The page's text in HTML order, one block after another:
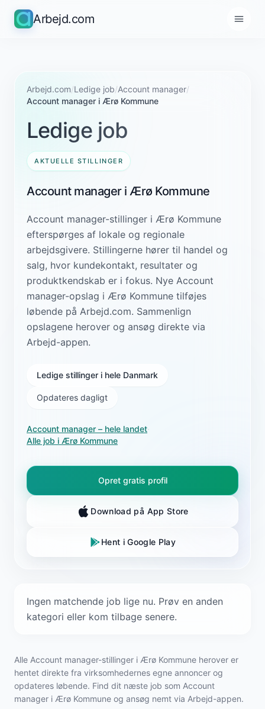
Arbejd.com
Arbejd.com/Ledige job/Account manager/
Account manager i Ærø Kommune
Ledige job
AKTUELLE STILLINGER
Account manager i Ærø Kommune
Account manager-stillinger i Ærø Kommune
efterspørges af lokale og regionale
arbejdsgivere. Stillingerne hører til handel og
salg, hvor kundekontakt, resultater og
produktkendskab er i fokus. Nye Account
manager-opslag i Ærø Kommune tilføjes
løbende på Arbejd.com. Sammenlign
opslagene herover og ansøg direkte via
Arbejd-appen.
Ledige stillinger i hele Danmark
Opdateres dagligt
Account manager – hele landet·
Alle job i Ærø Kommune
Opret gratis profil
Download på App Store
Hent i Google Play
Ingen matchende job lige nu. Prøv en anden
kategori eller kom tilbage senere.
Alle Account manager-stillinger i Ærø Kommune herover er
hentet direkte fra virksomhedernes egne annoncer og
opdateres løbende. Find dit næste job som Account
manager i Ærø Kommune og ansøg nemt via Arbejd-appen.